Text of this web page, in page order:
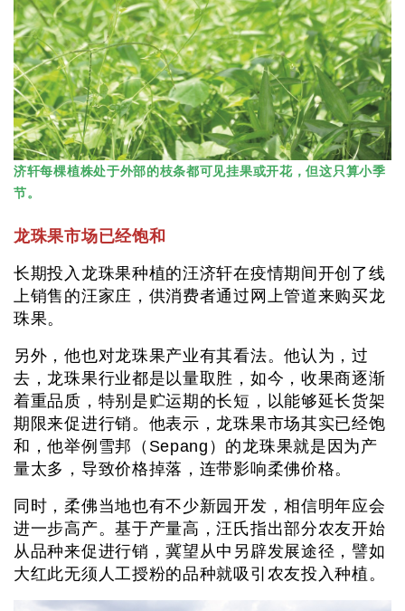
济轩每棵植株处于外部的枝条都可见挂果或开花，但这只算小季
节。
龙珠果市场已经饱和
长期投入龙珠果种植的汪济轩在疫情期间开创了线
上销售的汪家庄，供消费者通过网上管道来购买龙
珠果。
另外，他也对龙珠果产业有其看法。他认为，过
去，龙珠果行业都是以量取胜，如今，收果商逐渐
着重品质，特别是贮运期的长短，以能够延长货架
期限来促进行销。他表示，龙珠果市场其实已经饱
和，他举例雪邦（Sepang）的龙珠果就是因为产
量太多，导致价格掉落，连带影响柔佛价格。
同时，柔佛当地也有不少新园开发，相信明年应会
进一步高产。基于产量高，汪氏指出部分农友开始
从品种来促进行销，冀望从中另辟发展途径，譬如
大红此无须人工授粉的品种就吸引农友投入种植。